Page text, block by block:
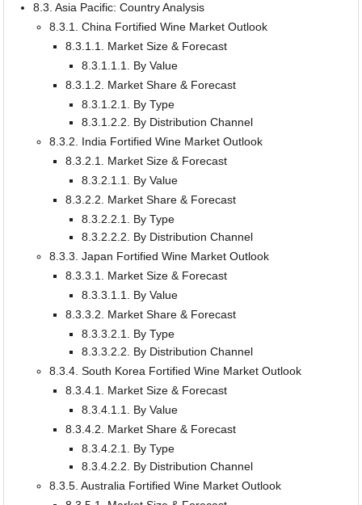
8.3. Asia Pacific: Country Analysis
8.3.1. China Fortified Wine Market Outlook
8.3.1.1. Market Size & Forecast
8.3.1.1.1. By Value
8.3.1.2. Market Share & Forecast
8.3.1.2.1. By Type
8.3.1.2.2. By Distribution Channel
8.3.2. India Fortified Wine Market Outlook
8.3.2.1. Market Size & Forecast
8.3.2.1.1. By Value
8.3.2.2. Market Share & Forecast
8.3.2.2.1. By Type
8.3.2.2.2. By Distribution Channel
8.3.3. Japan Fortified Wine Market Outlook
8.3.3.1. Market Size & Forecast
8.3.3.1.1. By Value
8.3.3.2. Market Share & Forecast
8.3.3.2.1. By Type
8.3.3.2.2. By Distribution Channel
8.3.4. South Korea Fortified Wine Market Outlook
8.3.4.1. Market Size & Forecast
8.3.4.1.1. By Value
8.3.4.2. Market Share & Forecast
8.3.4.2.1. By Type
8.3.4.2.2. By Distribution Channel
8.3.5. Australia Fortified Wine Market Outlook